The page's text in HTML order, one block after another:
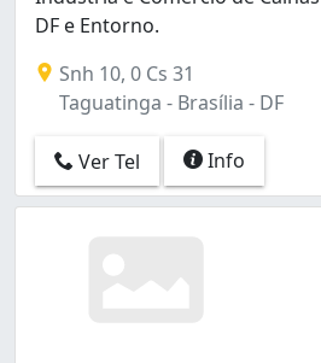
Taguatinga (9)
Área de Desenvolvimento
DF e Entorno.
Snh 10, 0 Cs 31
Taguatinga - Brasília - DF
Ver Tel Info